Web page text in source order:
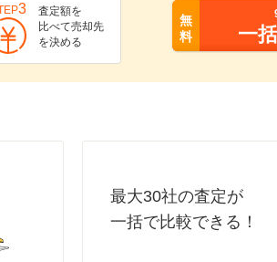
3
査定額を
比べて売却先
を決める
無
料
一
最大30社の査定が
一括で比較できる！